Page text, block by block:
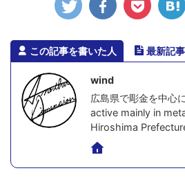
この記事を書いた人 最新記事
wind
広島県で彫金を中心
active mainly in
Hiroshima